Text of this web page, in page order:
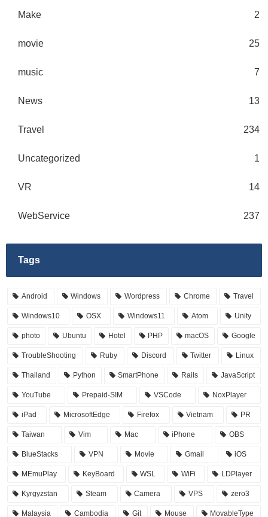
Make 2
movie 25
music 7
News 13
Travel 234
Uncategorized 1
VR 14
WebService 237
Tags
Android Windows Wordpress Chrome Travel
Windows10 OSX Windows11 Atom Unity
photo Ubuntu Hotel PHP macOS Google
TroubleShooting Ruby Discord Twitter Linux
Thailand Python SmartPhone Rails JavaScript
YouTube Prepaid-SIM VSCode NoxPlayer
iPad MicrosoftEdge Firefox Vietnam PR
Taiwan Vim Mac iPhone OBS
BlueStacks VPN Movie Gmail iOS
MEmuPlay KeyBoard WSL WiFi LDPlayer
Kyrgyzstan Steam Camera VPS zero3
Malaysia Cambodia Git Mouse MovableType